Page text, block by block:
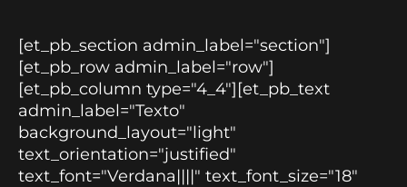
[et_pb_section admin_label="section"]
[et_pb_row admin_label="row"]
[et_pb_column type="4_4"][et_pb_text
admin_label="Texto"
background_layout="light"
text_orientation="justified"
text_font="Verdana||||" text_font_size="18"